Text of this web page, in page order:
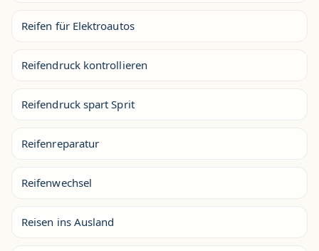
Reifen für Elektroautos
Reifendruck kontrollieren
Reifendruck spart Sprit
Reifenreparatur
Reifenwechsel
Reisen ins Ausland